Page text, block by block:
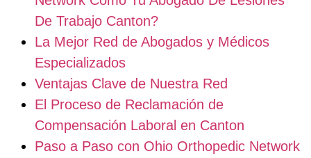
De Trabajo Canton?
La Mejor Red de Abogados y Médicos
Especializados
Ventajas Clave de Nuestra Red
El Proceso de Reclamación de
Compensación Laboral en Canton
Paso a Paso con Ohio Orthopedic Network